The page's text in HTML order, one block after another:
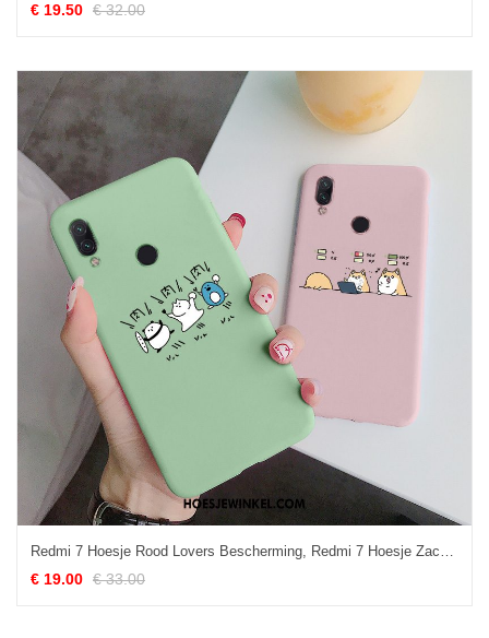
€ 19.50 € 32.00
Redmi 7 Hoesje Rood Lovers Bescherming, Redmi 7 Hoesje Zacht Scheppend Beige
€ 19.00 € 33.00